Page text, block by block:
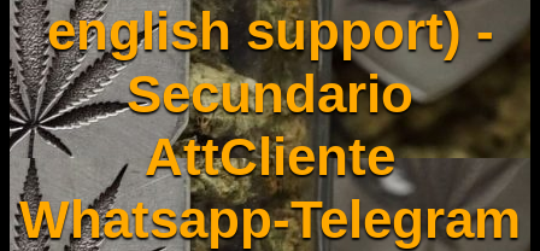
english support) -
Secundario
AttCliente
Whatsapp-Telegram